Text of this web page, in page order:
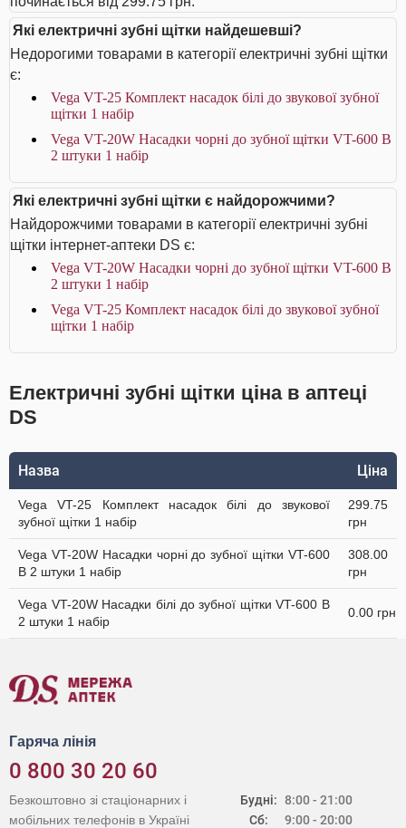
Які електричні зубні щітки найдешевші?
Недорогими товарами в категорії електричні зубні щітки
є:
Vega VT-25 Комплект насадок білі до звукової зубної
щітки 1 набір
Vega VT-20W Насадки чорні до зубної щітки VT-600 В
2 штуки 1 набір
Які електричні зубні щітки є найдорожчими?
Найдорожчими товарами в категорії електричні зубні
щітки інтернет-аптеки DS є:
Vega VT-20W Насадки чорні до зубної щітки VT-600 В
2 штуки 1 набір
Vega VT-25 Комплект насадок білі до звукової зубної
щітки 1 набір
Електричні зубні щітки ціна в аптеці
DS
Назва Ціна
Vega VT-25 Комплект насадок білі до звукової
зубної щітки 1 набір
299.75
грн
Vega VT-20W Насадки чорні до зубної щітки VT-600
В 2 штуки 1 набір
308.00
грн
Vega VT-20W Насадки білі до зубної щітки VT-600 В
2 штуки 1 набір
0.00 грн
Гаряча лінія
0 800 30 20 60
Будні:
Сб:
8:00 - 21:00
9:00 - 20:00
Безкоштовно зі стаціонарних і
мобільних телефонів в Україні